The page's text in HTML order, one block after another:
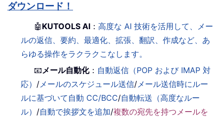
ダウンロード！
🤖 KUTOOLS AI ：高度な AI 技術を活用して、メー
ルの返信、要約、最適化、拡張、翻訳、作成など、あ
らゆる操作をラクラクこなします。
📧メール自動化： 自動返信（POP および IMAP 対
応） /メールのスケジュール送信/メール送信時にルー
ルに基づいて自動 CC/BCC/自動転送（高度なルー
ル） /自動で挨拶文を追加/複数の宛先を持つメールを